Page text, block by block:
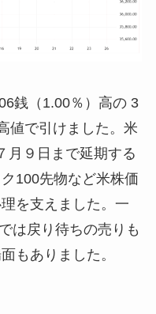
銭（1.00％）高の 3
値で引けました。米
月９日まで延期する
100先物など米株価
を支えました。一
は戻り待ちの売りも
もありました。